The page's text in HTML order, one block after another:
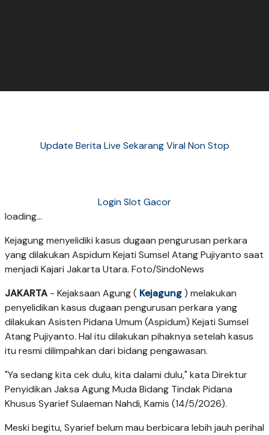
Update Berita Live Sekarang Viral Non Stop
Login Slot Gacor
loading...
Kejagung menyelidiki kasus dugaan pengurusan perkara
yang dilakukan Aspidum Kejati Sumsel Atang Pujiyanto saat
menjadi Kajari Jakarta Utara. Foto/SindoNews
JAKARTA - Kejaksaan Agung ( Kejagung) melakukan
penyelidikan kasus dugaan pengurusan perkara yang
dilakukan Asisten Pidana Umum (Aspidum) Kejati Sumsel
Atang Pujiyanto. Hal itu dilakukan pihaknya setelah kasus
itu resmi dilimpahkan dari bidang pengawasan.
"Ya sedang kita cek dulu, kita dalami dulu," kata Direktur
Penyidikan Jaksa Agung Muda Bidang Tindak Pidana
Khusus Syarief Sulaeman Nahdi, Kamis (14/5/2026).
Meski begitu, Syarief belum mau berbicara lebih jauh perihal